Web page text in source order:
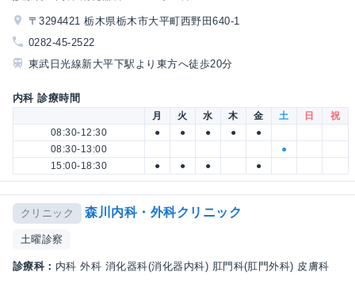
〒3294421 栃木県栃木市大平町西野田640-1
0282-45-2522
東武日光線新大平下駅より東方へ徒歩20分
内科 診療時間
月 火 水 木 金 土 日
祝
08:30-12:30
● ● ● ●
●
08:30-13:00
●
15:00-18:30
● ● ● ●
クリニック 森川内科・外科クリニック
土曜診察
診療科： 内科 外科 消化器科(消化器内科) 肛門科(肛門外科) 皮膚科